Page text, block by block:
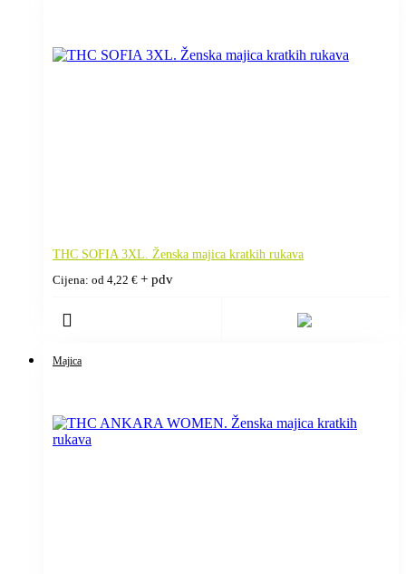
THC SOFIA 3XL. Ženska majica kratkih rukava
Cijena: od 4,22 € + pdv
Majica